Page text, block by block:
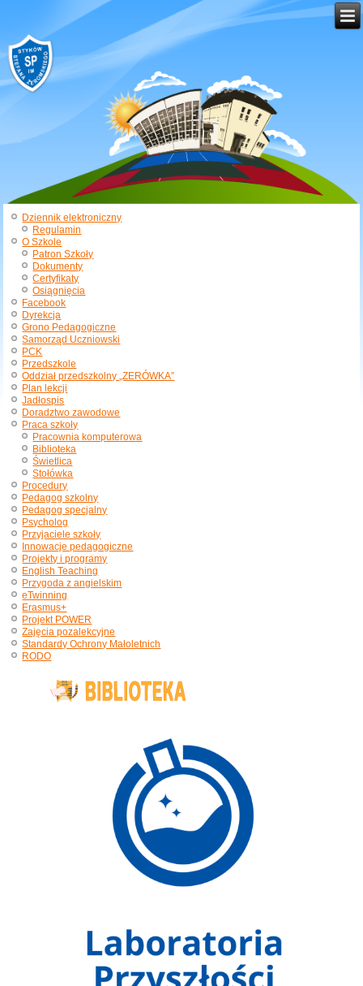
Dziennik elektroniczny
Regulamin
O Szkole
Patron Szkoły
Dokumenty
Certyfikaty
Osiągnięcia
Facebook
Dyrekcja
Grono Pedagogiczne
Samorząd Uczniowski
PCK
Przedszkole
Oddział przedszkolny „ZERÓWKA”
Plan lekcji
Jadłospis
Doradztwo zawodowe
Praca szkoły
Pracownia komputerowa
Biblioteka
Świetlica
Stołówka
Procedury
Pedagog szkolny
Pedagog specjalny
Psycholog
Przyjaciele szkoły
Innowacje pedagogiczne
Projekty i programy
English Teaching
Przygoda z angielskim
eTwinning
Erasmus+
Projekt POWER
Zajęcia pozalekcyjne
Standardy Ochrony Małoletnich
RODO